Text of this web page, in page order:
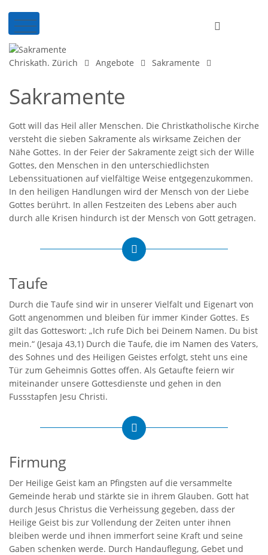
Chriskath. Zürich Angebote Sakramente
Sakramente
Gott will das Heil aller Menschen. Die Christkatholische Kirche
versteht die sieben Sakramente als wirksame Zeichen der
Nähe Gottes. In der Feier der Sakramente zeigt sich der Wille
Gottes, den Menschen in den unterschiedlichsten
Lebenssituationen auf vielfältige Weise entgegenzukommen.
In den heiligen Handlungen wird der Mensch von der Liebe
Gottes berührt. In allen Festzeiten des Lebens aber auch
durch alle Krisen hindurch ist der Mensch von Gott getragen.
Taufe
Durch die Taufe sind wir in unserer Vielfalt und Eigenart von
Gott angenommen und bleiben für immer Kinder Gottes. Es
gilt das Gotteswort: „Ich rufe Dich bei Deinem Namen. Du bist
mein.“ (Jesaja 43,1) Durch die Taufe, die im Namen des Vaters,
des Sohnes und des Heiligen Geistes erfolgt, steht uns eine
Tür zum Geheimnis Gottes offen. Als Getaufte feiern wir
miteinander unsere Gottesdienste und gehen in den
Fussstapfen Jesu Christi.
Firmung
Der Heilige Geist kam an Pfingsten auf die versammelte
Gemeinde herab und stärkte sie in ihrem Glauben. Gott hat
durch Jesus Christus die Verheissung gegeben, dass der
Heilige Geist bis zur Vollendung der Zeiten unter ihnen
bleiben werde und ihnen immerfort seine Kraft und seine
Gaben schenken werde. Durch Handauflegung, Gebet und